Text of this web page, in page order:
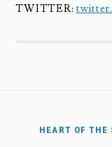
TWITTER:
HEART OF